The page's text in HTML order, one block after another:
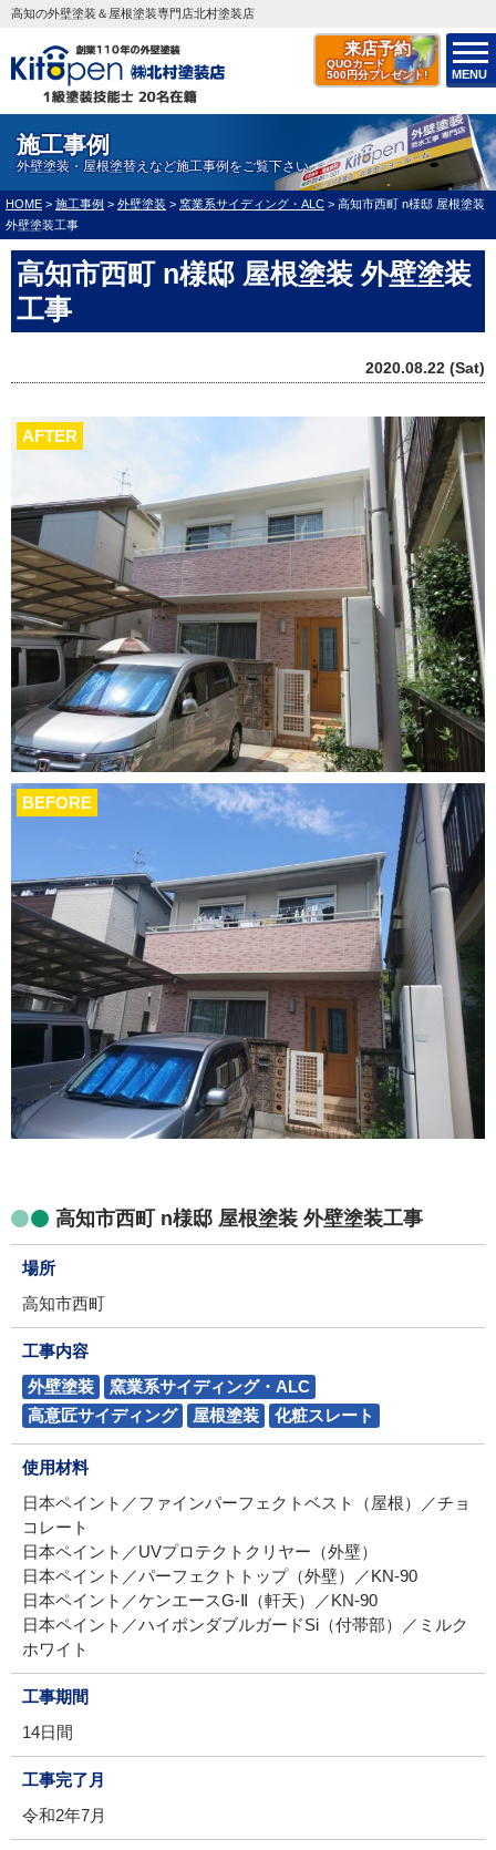
来店予約
QUOカード
500円分プレゼント!
MENU
高知の外壁塗装＆屋根塗装専門店北村塗装店
施工事例
外壁塗装・屋根塗替えなど施工事例をご覧下さい
HOME > 施工事例 > 外壁塗装 > 窯業系サイディング・ALC > 高知市西町 n様邸 屋根塗装
外壁塗装工事
高知市西町 n様邸 屋根塗装 外壁塗装
工事
2020.08.22 (Sat)
AFTER
BEFORE
高知市西町 n様邸 屋根塗装 外壁塗装工事
場所
高知市西町
工事内容
外壁塗装
窯業系サイディング・ALC
高意匠サイディング
屋根塗装 化粧スレート
使用材料
日本ペイント／ファインパーフェクトベスト（屋根）／チョ
コレート
日本ペイント／UVプロテクトクリヤー（外壁）
日本ペイント／パーフェクトトップ（外壁）／KN-90
日本ペイント／ケンエースG-Ⅱ（軒天）／KN-90
日本ペイント／ハイポンダブルガードSi（付帯部）／ミルク
ホワイト
工事期間
14日間
工事完了月
令和2年7月